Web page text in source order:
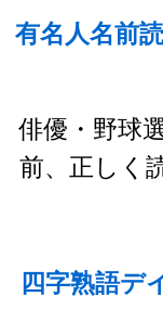
有名人名前
俳優・野球
前、正しく
四字熟語デ